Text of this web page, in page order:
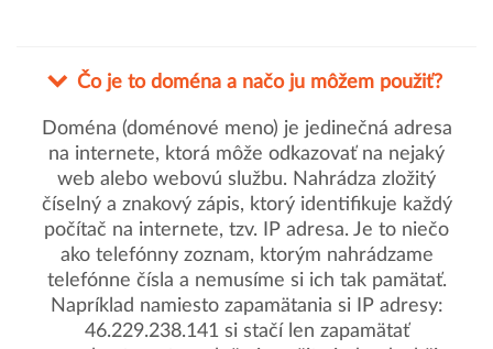
Čo je to doména a načo ju môžem použiť?
Doména (doménové meno) je jedinečná adresa
na internete, ktorá môže odkazovať na nejaký
web alebo webovú službu. Nahrádza zložitý
číselný a znakový zápis, ktorý identifikuje každý
počítač na internete, tzv. IP adresa. Je to niečo
ako telefónny zoznam, ktorým nahrádzame
telefónne čísla a nemusíme si ich tak pamätať.
Napríklad namiesto zapamätania si IP adresy:
46.229.238.141 si stačí len zapamätať